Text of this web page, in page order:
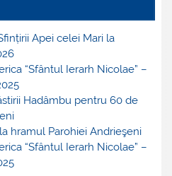
Apei celei Mari la
“Sfântul Ierarh Nicolae” –
Hadâmbu pentru 60 de
hramul Parohiei Andrieşeni
“Sfântul Ierarh Nicolae” –